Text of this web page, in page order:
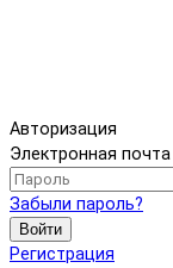
Авторизация
Электронная почта
Забыли пароль?
Войти
Регистрация